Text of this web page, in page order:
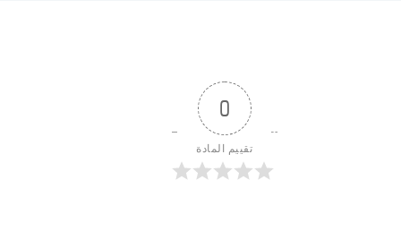
0
تقييم المادة